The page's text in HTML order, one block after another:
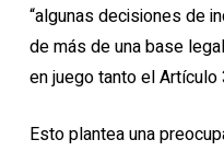
“algunas decisiones de
de más de una base
en juego tanto el
Esto plantea una